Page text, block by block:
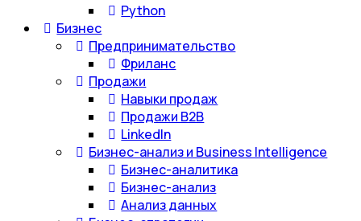
Python
Бизнес
Предпринимательство
Фриланс
Продажи
Навыки продаж
Продажи B2B
LinkedIn
Бизнес-анализ и Business Intelligence
Бизнес-аналитика
Бизнес-анализ
Анализ данных